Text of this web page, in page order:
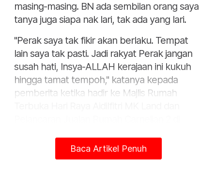
masing-masing. BN ada sembilan orang saya
tanya juga siapa nak lari, tak ada yang lari.
"Perak saya tak fikir akan berlaku. Tempat
lain saya tak pasti. Jadi rakyat Perak jangan
susah hati, Insya-ALLAH kerajaan ini kukuh
hingga tamat tempoh," katanya kepada
pemberita ketika hadir ke Majlis Rumah
Hadir sama pada majlis itu, Exco Perumahan
Baca Artikel Penuh